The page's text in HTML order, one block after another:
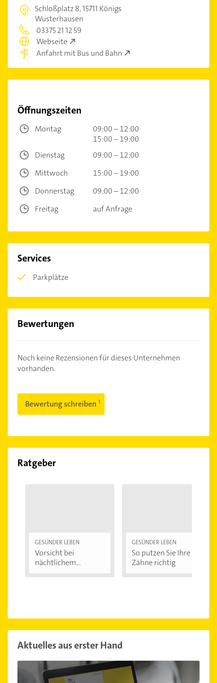
Schloßplatz 8,15711 Königs
Wusterhausen
03375 21 12 59
Webseite
Anfahrt mit Bus und Bahn
Öffnungszeiten
Montag
09:00 – 12:00
15:00 – 19:00
Dienstag
09:00 – 12:00
Mittwoch
15:00 – 19:00
Donnerstag
09:00 – 12:00
Freitag
auf Anfrage
Services
Parkplätze
Bewertungen
Noch keine Rezensionen für dieses Unternehmen
vorhanden.
Bewertung schreiben
Ratgeber
GESÜNDER LEBEN
Vorsicht bei
nächtlichem
GESÜNDER LEBEN
So putzen Sie Ihre
Zähne richtig
Aktuelles aus erster Hand